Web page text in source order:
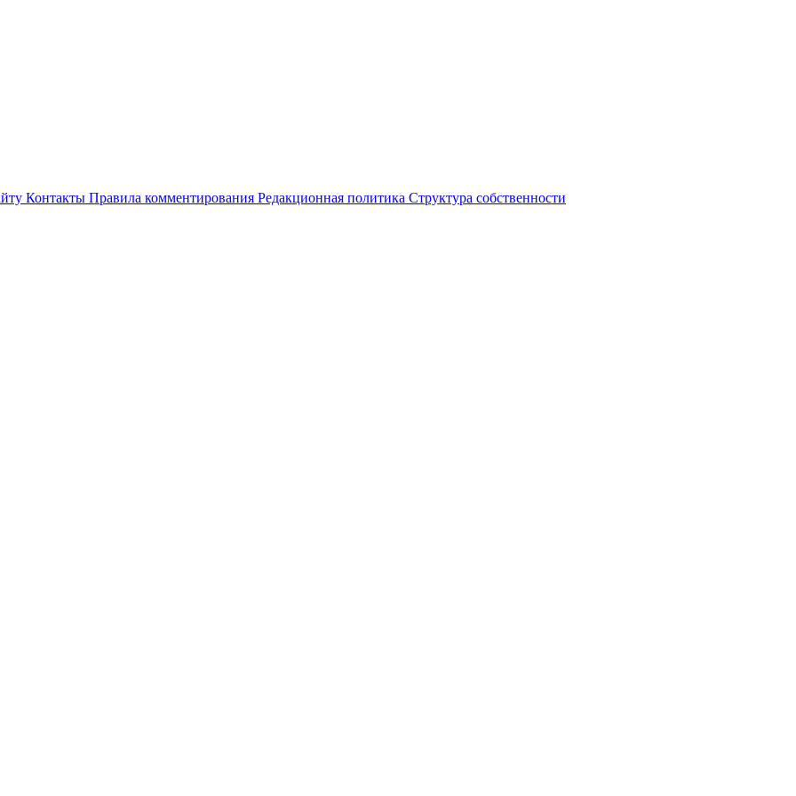
Контакты Правила комментирования Редакционная политика Структура собственности